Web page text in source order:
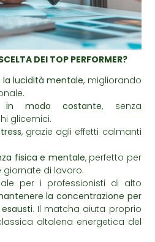
DEI TOP PERFORMER?
lucidità mentale, migliorando
in modo costante, senza
glicemici.
, grazie agli effetti calmanti
fisica e mentale, perfetto per
giornate di lavoro.
per i professionisti di alto
la concentrazione per
. Il matcha aiuta proprio
altalena energetica del